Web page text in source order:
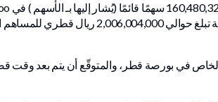
البائع، وهو ما يمثّل 5.01% من رأس المال المُصدر للشركة. وسيحقق الطرح
في بورصة قطر، والمتوقّع أن يتم بعد وقت